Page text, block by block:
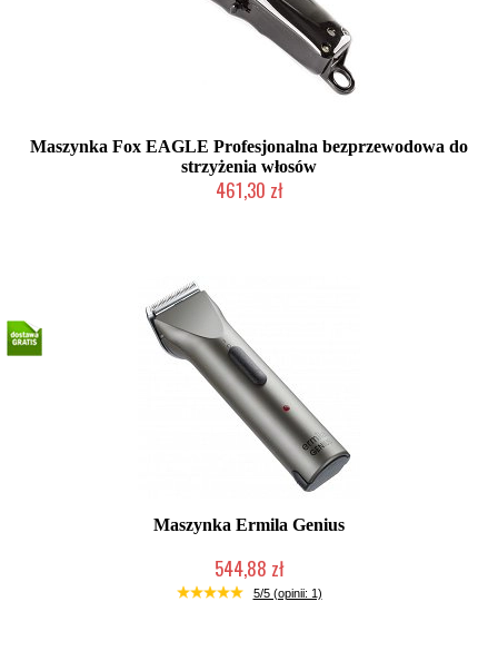
Maszynka Fox EAGLE Profesjonalna bezprzewodowa do
strzyżenia włosów
461,30 zł
Maszynka Ermila Genius
544,88 zł
Produkt wycofany
5/5 (opinii: 1)